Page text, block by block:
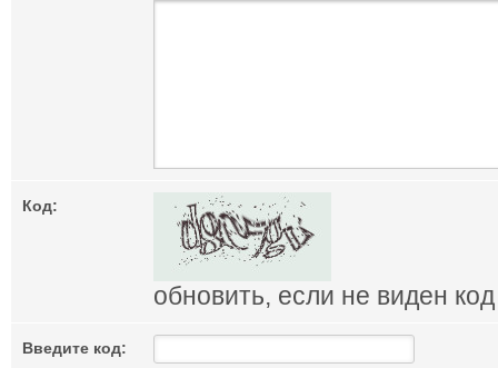
Код:
обновить, если не виден код
Введите код: